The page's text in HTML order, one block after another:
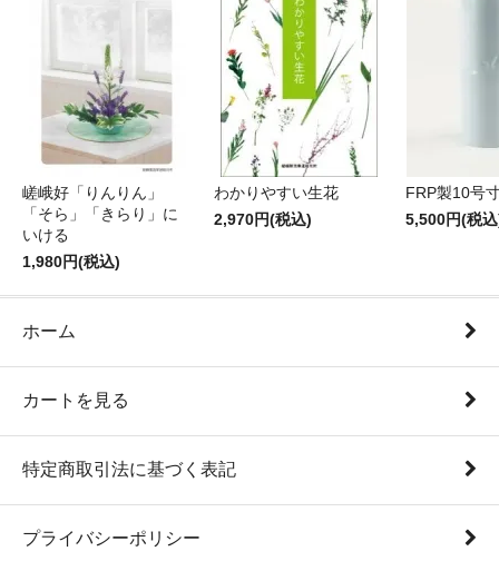
嵯峨好「りんりん」
「そら」「きらり」に
いける
1,980円(税込)
わかりやすい生花
2,970円(税込)
FRP製10号
5,500円(税
ホーム
カートを見る
特定商取引法に基づく表記
プライバシーポリシー